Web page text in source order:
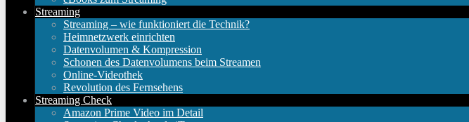
Streaming
Streaming – wie funktioniert die Technik?
Heimnetzwerk einrichten
Datenvolumen & Kompression
Schonen des Datenvolumens beim Streamen
Online-Videothek
Revolution des Fernsehens
Streaming Check
Amazon Prime Video im Detail